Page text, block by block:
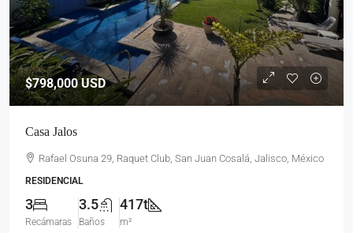
$798,000USD
Casa Jalos
Rafael Osuna 29, Raquet Club, San Juan Cosalá, Jalisco, México
RESIDENCIAL
3
Recámaras
3.5
Baños
417t
m²